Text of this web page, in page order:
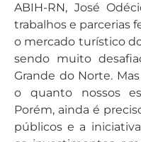
ABIH-RN, José
trabalhos e parcerias
o mercado turístico
sendo muito
Grande do Norte.
o quanto nossos
Porém, ainda é
públicos e a